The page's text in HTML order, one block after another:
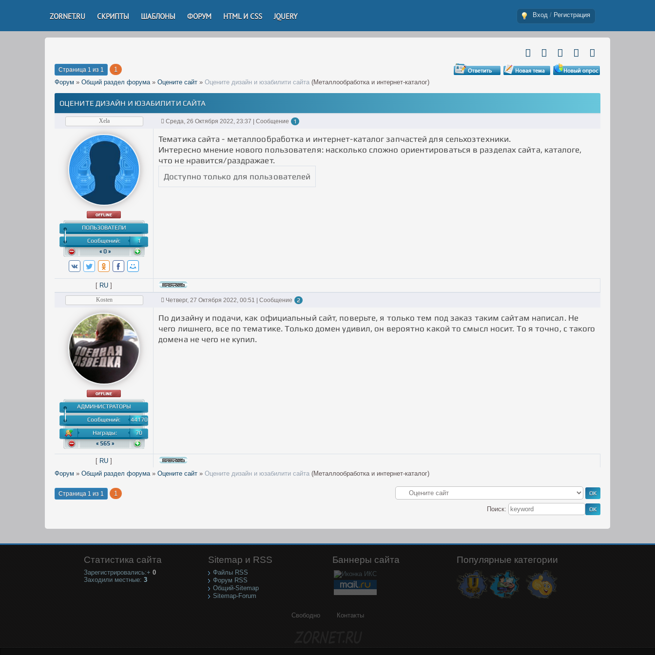
ZORNET.RU СКРИПТЫ ШАБЛОНЫ ФОРУМ HTML И CSS JQUERY Вход / Регистрация
Страница 1 из 1
1
Форум » Общий раздел форума » Оцените сайт » Оцените дизайн и юзабилити сайта (Металлообработка и интернет-каталог)
ОЦЕНИТЕ ДИЗАЙН И ЮЗАБИЛИТИ САЙТА
Xela Среда, 26 Октября 2022, 23:37 | Сообщение 1
ПОЛЬЗОВАТЕЛИ
Сообщений:
1
« 0 »
Тематика сайта - металлообработка и интернет-каталог запчастей для сельхозтехники.
Интересно мнение нового пользователя: насколько сложно ориентироваться в разделах сайта, каталоге,
что не нравится/раздражает.
Доступно только для пользователей
[ RU ]
Kosten Четверг, 27 Октября 2022, 00:51 | Сообщение 2
АДМИНИСТРАТОРЫ
Сообщений:
44170
Награды:
70
« 565 »
По дизайну и подачи, как официальный сайт, поверьте, я только тем под заказ таким сайтам написал. Не
чего лишнего, все по тематике. Только домен удивил, он вероятно какой то смысл носит. То я точно, с такого
домена не чего не купил.
[ RU ]
Форум » Общий раздел форума » Оцените сайт » Оцените дизайн и юзабилити сайта (Металлообработка и интернет-каталог)
Страница 1 из 1 1
Поиск:
Статистика сайта
Зарегистрировались:+ 0
Заходили местные: 3
Sitemap и RSS
Файлы RSS
Форум RSS
Общий-Sitemap
Sitemap-Forum
Баннеры сайта Популярные категории
Свободно Контакты